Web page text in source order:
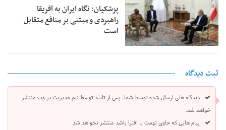
پزشکیان: نگاه ایران به آفریقا
راهبردی و مبتنی بر منافع متقابل
است
ثبت دیدگاه
دیدگاه های ارسال شده توسط شما، پس از تایید توسط تیم مدیریت در وب منتشر
خواهد شد.
پیام هایی که حاوی تهمت یا افترا باشد منتشر نخواهد شد.